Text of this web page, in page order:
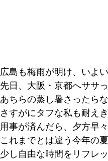
広島も梅雨が明け、いよ
先日、大阪・京都へササ
あちらの蒸し暑さったら
さすがにタフな私も耐え
用事が済んだら、夕方早
これまでとは違う今年の夏
少し自由な時間をリフレ